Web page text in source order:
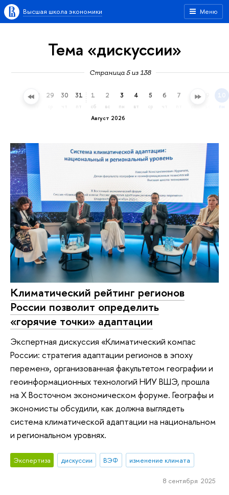
Меню
Высшая школа экономики
Тема «дискуссии»
Страница 5 из 138
28 29 30 31
пт
Август 2026
1
сб
2
вс
3
пн
4
вт
5
ср
6 7 8 10
пн
Климатический рейтинг регионов
России позволит определить
«горячие точки» адаптации
Экспертная дискуссия «Климатический компас
России: стратегия адаптации регионов в эпоху
перемен», организованная факультетом географии и
геоинформационных технологий НИУ ВШЭ, прошла
на X Восточном экономическом форуме. Географы и
экономисты обсудили, как должна выглядеть
система климатической адаптации на национальном
и региональном уровнях.
Экспертиза дискуссии ВЭФ изменение климата
8 сентября 2025